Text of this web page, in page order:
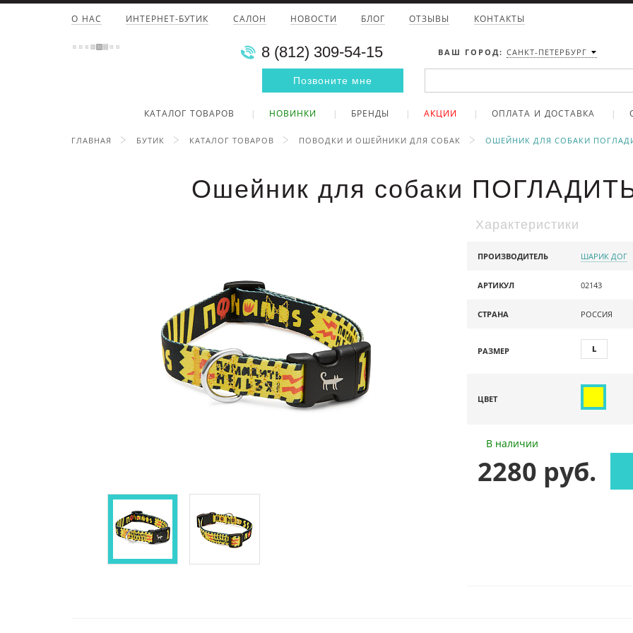
О НАС ИНТЕРНЕТ-БУТИК САЛОН НОВОСТИ БЛОГ ОТЗЫВЫ КОНТАКТЫ
8 (812) 309-54-15 ВАШ ГОРОД: САНКТ-ПЕТЕРБУРГ
Позвоните мне
КАТАЛОГ ТОВАРОВ НОВИНКИ БРЕНДЫ АКЦИИ ОПЛАТА И ДОСТАВКА
ГЛАВНАЯ БУТИК КАТАЛОГ ТОВАРОВ ПОВОДКИ И ОШЕЙНИКИ ДЛЯ СОБАК ОШЕЙНИК ДЛЯ СОБАКИ
Ошейник для собаки
Характеристики
ПРОИЗВОДИТЕЛЬ ШАРИК ДОГ
АРТИКУЛ 02143
СТРАНА РОССИЯ
РАЗМЕР L
ЦВЕТ
В наличии
2280 руб.